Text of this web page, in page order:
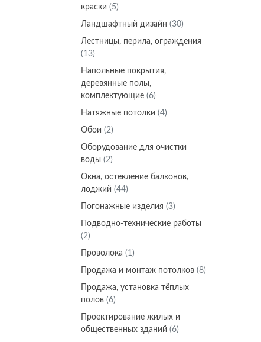
краски (5)
Ландшафтный дизайн (30)
Лестницы, перила, ограждения
(13)
Напольные покрытия,
деревянные полы,
комплектующие (6)
Натяжные потолки (4)
Обои (2)
Оборудование для очистки
воды (2)
Окна, остекление балконов,
лоджий (44)
Погонажные изделия (3)
Подводно-технические работы
(2)
Проволока (1)
Продажа и монтаж потолков (8)
Продажа, установка тёплых
полов (6)
Проектирование жилых и
общественных зданий (6)